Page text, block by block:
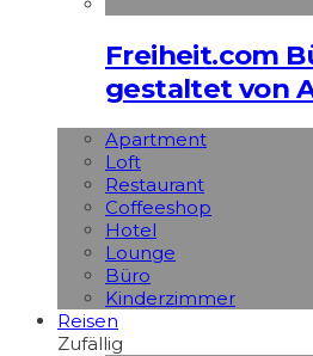
Freiheit.com
gestaltet von
Apart­ment
Loft
Restaurant
Coffeeshop
Hotel
Lounge
Büro
Kinderzimmer
Reisen
Zufällig